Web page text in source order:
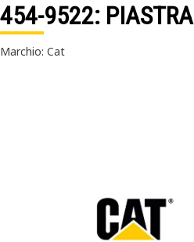
454-9522: PIASTRA
Marchio: Cat